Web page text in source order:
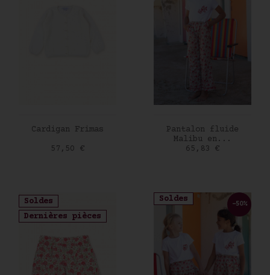
AJOUTER AU PANIER
Cardigan Frimas
Prix
57,50 €
AJOUTER AU PANIER
Pantalon fluide
Malibu en...
Prix
65,83 €
Soldes
Dernières pièces
Soldes
-50%